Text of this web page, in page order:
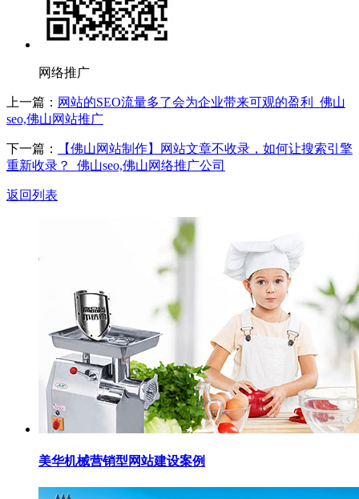
网络推广
上一篇： 网站的SEO流量多了会为企业带来可观的盈利_佛山
seo,佛山网站推广
下一篇：
【佛山网站制作】网站文章不收录，如何让搜索引擎
重新收录？_佛山seo,佛山网络推广公司
返回列表
美华机械营销型网站建设案例